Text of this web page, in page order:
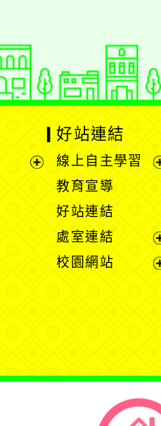
好站連結
線上自主學習
教育宣導
好站連結
處室連結
校園網站